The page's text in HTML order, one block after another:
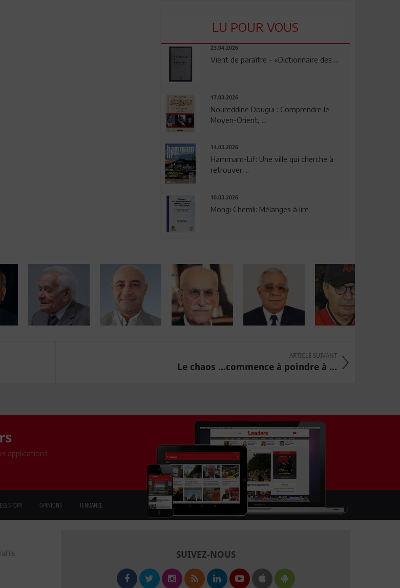
LU POUR VOUS
23.04.2026
Vient de paraître - «Dictionnaire des ...
17.03.2026
Noureddine Dougui : Comprendre le
Moyen-Orient, ...
14.03.2026
Hammam-Lif: Une ville qui cherche à
retrouver ...
10.03.2026
Mongi Chemli: Mélanges à lire
ARTICLE SUIVANT
Le chaos ...commence à poindre à ...
applications
STORY OPINIONS TENDANCE
SUIVEZ-NOUS